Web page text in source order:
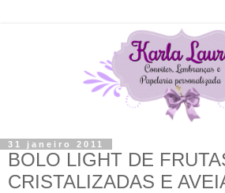
31 janeiro 2011
BOLO LIGHT DE
CRISTALIZADAS E